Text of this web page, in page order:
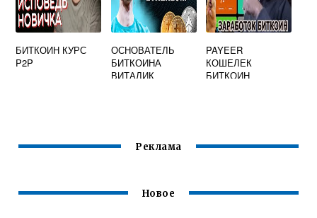
БИТКОИН КУРС
P2P
ОСНОВАТЕЛЬ
БИТКОИНА
ВИТАЛИК
PAYEER
КОШЕЛЕК
БИТКОИН
Реклама
Новое